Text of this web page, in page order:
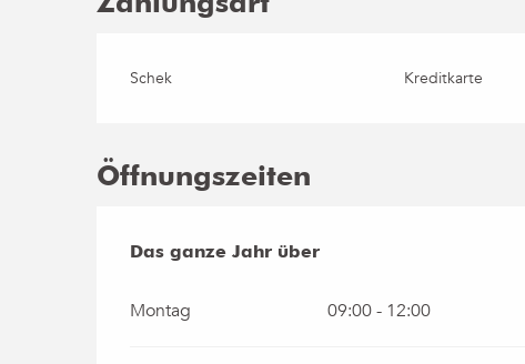
Schek Kreditkarte
Öffnungszeiten
Das ganze Jahr über
Das ganze Jahr über
Montag 09:00 - 12:00